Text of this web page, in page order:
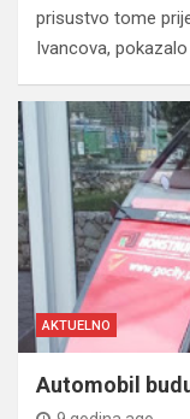
prisustvo tome
Ivancova,
AKTUELNO
Automobil